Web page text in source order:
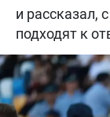
и рассказал,
подходят к